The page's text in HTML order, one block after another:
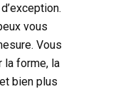
vous
Vous
forme, la
bien plus